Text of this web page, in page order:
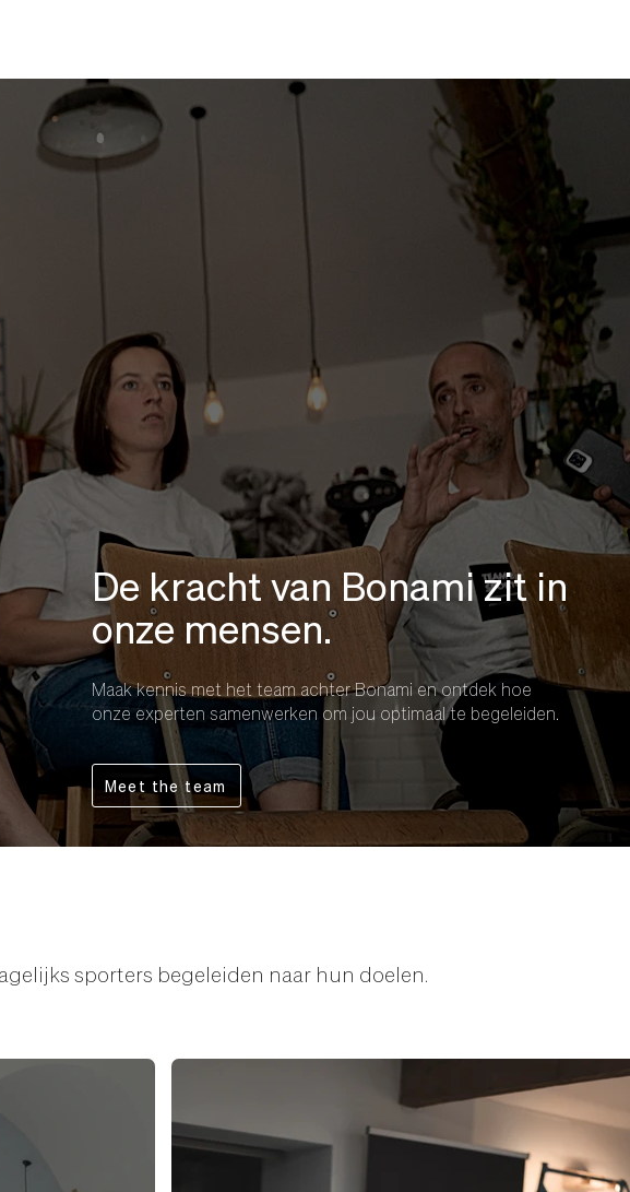
De kracht van Bonami zit in
onze mensen.
Maak kennis met het team achter Bonami en ontdek hoe
onze experten samenwerken om jou optimaal te begeleiden.
Meet the team
sporters begeleiden naar hun doelen.